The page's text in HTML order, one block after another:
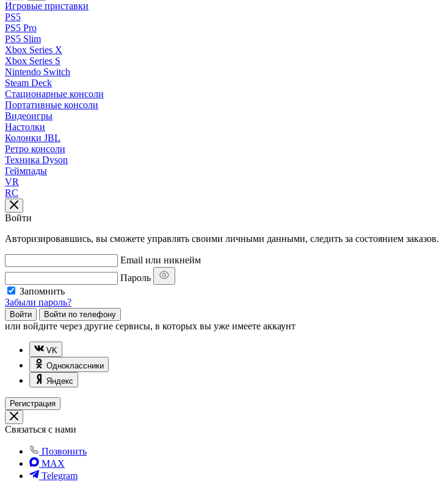
Игровые приставки
PS5
PS5 Pro
PS5 Slim
Xbox Series X
Xbox Series S
Nintendo Switch
Steam Deck
Стационарные консоли
Портативные консоли
Видеоигры
Настолки
Колонки JBL
Ретро консоли
Техника Dyson
Геймпады
VR
RC
Войти
Авторизировавшись, вы сможете управлять своими личными данными, следить за состоянием заказов.
Email или никнейм
Пароль
Запомнить
Забыли пароль?
Войти Войти по телефону
или войдите через другие сервисы, в которых вы уже имеете аккаунт
VK
Одноклассники
Яндекс
Регистрация
Связаться с нами
Позвонить
MAX
Telegram